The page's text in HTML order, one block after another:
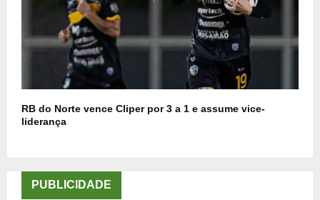
RB do Norte vence Cliper por 3 a 1 e assume vice-
liderança
PUBLICIDADE